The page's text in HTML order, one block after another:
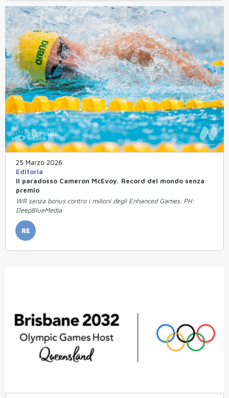
25 Marzo 2026
Editoria
Il paradosso Cameron McEvoy. Record del mondo senza
premio
WR senza bonus contro i milioni degli Enhanced Games. PH:
DeepBlueMedia
RE